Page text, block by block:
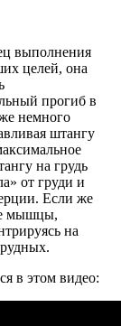
выполнения
целей, она
прогиб в
немного
штангу
на грудь
от груди и
Если же
мышцы,
на
в этом видео: